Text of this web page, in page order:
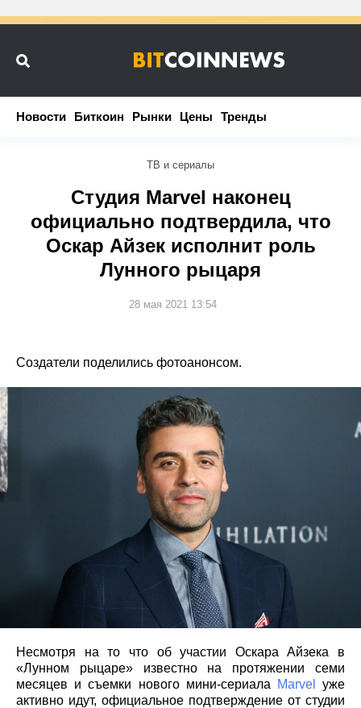
Новости Биткоин Рынки Цены Тренды
Новости Биткоин Рынки Цены Тренды
ТВ и сериалы
Студия Marvel наконец
официально подтвердила, что
Оскар Айзек исполнит роль
Лунного рыцаря
28 мая 2021 13:54
Создатели поделились фотоанонсом.
Несмотря на то что об участии Оскара Айзека в
«Лунном рыцаре» известно на протяжении семи
месяцев и съемки нового мини-сериала
Marvel
уже
активно идут, официальное подтверждение от студии